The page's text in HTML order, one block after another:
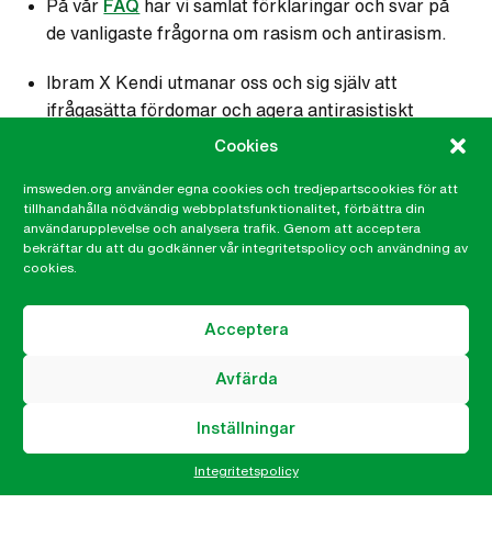
Cookies
imsweden.org använder egna cookies och tredjepartscookies för att
tillhandahålla nödvändig webbplatsfunktionalitet, förbättra din
användarupplevelse och analysera trafik. Genom att acceptera
bekräftar du att du godkänner vår integritetspolicy och användning av
cookies.
Acceptera
Avfärda
Inställningar
Integritetspolicy
På vår FAQ har vi samlat förklaringar och svar på
de vanligaste frågorna om rasism och antirasism.
Ibram X Kendi utmanar oss och sig själv att
ifrågasätta fördomar och agera antirasistiskt
How to be an Antiracist
Redaktionens kommentar:
Vid årsmötet 2014 beslutade IM att ta avstånd från
fascistiska, rasistiska och antifeministiska
Antirasism – en mänsklig rättighet
plattform för samtal om antirasism i Sverige. Arbetet
bidrar till
Mål 10 - Minskad ojämlikhet